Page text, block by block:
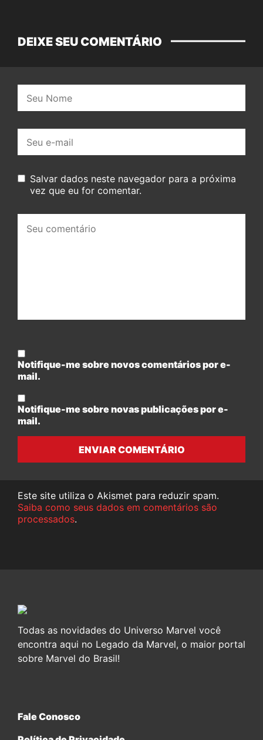
DEIXE SEU COMENTÁRIO
mail:
Salvar dados neste navegador para a próxima
vez que eu for comentar.
comentário:
Notifique-me sobre novos comentários por e-
mail.
Notifique-me sobre novas publicações por e-
mail.
ENVIAR COMENTÁRIO
Este site utiliza o Akismet para reduzir spam.
Saiba como seus dados em comentários são
processados.
Todas as novidades do Universo Marvel você
encontra aqui no Legado da Marvel, o maior portal
sobre Marvel do Brasil!
Fale Conosco